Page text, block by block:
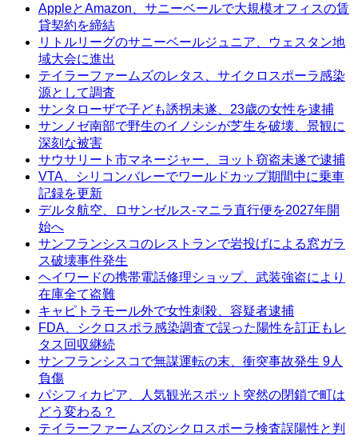
AppleとAmazon、サニーベールで大規模オフィスの賃
貸契約を締結
リトルリーグのサニーベールジュニア、ウェスタン地
域大会に進出
テイラーファームズのレタス、サイクロスポーラ感染
源として調査
サンタローザで子ども誘拐未遂、23歳の女性を逮捕
サンノゼ南部で野生のイノシシが芝生を破壊、景観に
深刻な被害
サウサリート市マネージャー、ヨット窃盗未遂で逮捕
VTA、シリコンバレーでワールドカップ期間中に乗車
記録を更新
デルタ航空、ロサンゼルス-マニラ直行便を2027年開
始へ
サンフランシスコのレストランで岩投げによる窓ガラ
ス破壊事件発生
ヘイワードの携帯電話修理ショップ、武装強盗により
在庫全て盗難
キャピトラモール外で女性刺殺、容疑者逮捕
FDA、シクロスポラ感染調査で誤った陽性を訂正もレ
タス回収継続
サンフランシスコで無謀運転の末、衝突事故発生 9人
負傷
パシフィカピア、人気観光スポット突然の閉鎖で町は
どう変わる？
テイラーファームズのシクロスポーラ検査誤陽性と判